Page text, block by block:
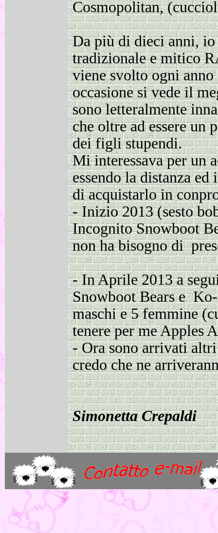
Cosmopolitan,
Da più di dieci anni,
tradizionale e mitico
viene svolto ogni
occasione si vede il
sono letteralmente
che oltre ad essere un
dei figli stupendi.
Mi interessava per un
essendo la distanza
di acquistarlo in
-Inizio 2013 (sesto
Incognito Snowboot
non ha bisogno di
-In Aprile 2013 a
Snowboot Bears e Ko-
maschi e 5 femmine
tenere per me Apples
-Ora sono arrivati
credo che ne
Simonetta Crepaldi